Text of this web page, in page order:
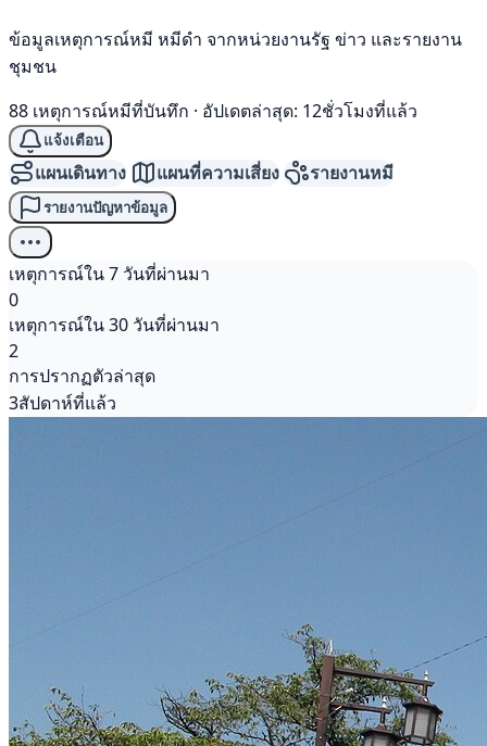
ข้อมูลเหตุการณ์หมี หมีดำ จากหน่วยงานรัฐ ข่าว และรายงาน
ชุมชน
88 เหตุการณ์หมีที่บันทึก · อัปเดตล่าสุด: 12ชั่วโมงที่แล้ว
แจ้งเตือน
แผนเดินทาง แผนที่ความเสี่ยง รายงานหมี
รายงานปัญหาข้อมูล
เหตุการณ์ใน 7 วันที่ผ่านมา
0
เหตุการณ์ใน 30 วันที่ผ่านมา
2
การปรากฏตัวล่าสุด
3สัปดาห์ที่แล้ว